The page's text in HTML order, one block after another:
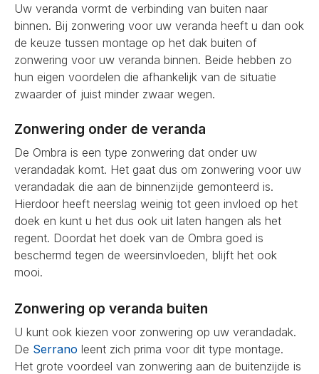
Uw veranda vormt de verbinding van buiten naar
binnen. Bij zonwering voor uw veranda heeft u dan ook
de keuze tussen montage op het dak buiten of
zonwering voor uw veranda binnen. Beide hebben zo
hun eigen voordelen die afhankelijk van de situatie
zwaarder of juist minder zwaar wegen.
Zonwering onder de veranda
De Ombra is een type zonwering dat onder uw
verandadak komt. Het gaat dus om zonwering voor uw
verandadak die aan de binnenzijde gemonteerd is.
Hierdoor heeft neerslag weinig tot geen invloed op het
doek en kunt u het dus ook uit laten hangen als het
regent. Doordat het doek van de Ombra goed is
beschermd tegen de weersinvloeden, blijft het ook
mooi.
Zonwering op veranda buiten
U kunt ook kiezen voor zonwering op uw verandadak.
De Serrano leent zich prima voor dit type montage.
Het grote voordeel van zonwering aan de buitenzijde is